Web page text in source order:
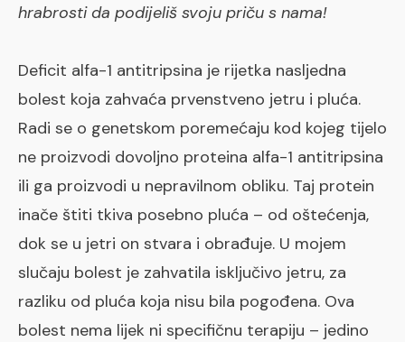
hrabrosti da podijeliš svoju priču s nama!
Deficit alfa-1 antitripsina je rijetka nasljedna
bolest koja zahvaća prvenstveno jetru i pluća.
Radi se o genetskom poremećaju kod kojeg tijelo
ne proizvodi dovoljno proteina alfa-1 antitripsina
ili ga proizvodi u nepravilnom obliku. Taj protein
inače štiti tkiva posebno pluća – od oštećenja,
dok se u jetri on stvara i obrađuje. U mojem
slučaju bolest je zahvatila isključivo jetru, za
razliku od pluća koja nisu bila pogođena. Ova
bolest nema lijek ni specifičnu terapiju – jedino